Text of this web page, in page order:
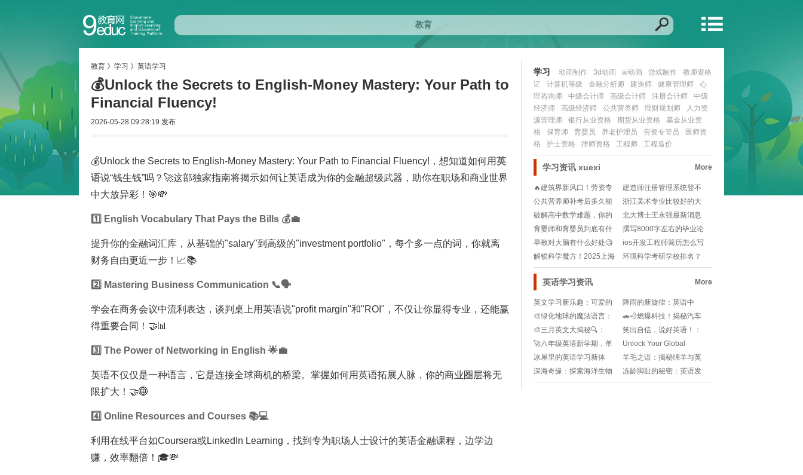
教育 》 学习 》 英语学习
💰Unlock the Secrets to English-Money Mastery: Your Path to
Financial Fluency!
2026-05-28 09:28:19 发布
💰Unlock the Secrets to English-Money Mastery: Your Path to Financial Fluency!，想知道如何用英
语说“钱生钱”吗？🚀这部独家指南将揭示如何让英语成为你的金融超级武器，助你在职场和商业世界
中大放异彩！🎯💸
1️⃣ English Vocabulary That Pays the Bills 💰💼
提升你的金融词汇库，从基础的"salary"到高级的"investment portfolio"，每个多一点的词，你就离
财务自由更近一步！📈📚
2️⃣ Mastering Business Communication 📞🗣️
学会在商务会议中流利表达，谈判桌上用英语说"profit margin"和"ROI"，不仅让你显得专业，还能赢
得重要合同！🤝📊
3️⃣ The Power of Networking in English 🌟💼
英语不仅仅是一种语言，它是连接全球商机的桥梁。掌握如何用英语拓展人脉，你的商业圈层将无
限扩大！🤝🌐
4️⃣ Online Resources and Courses 📚💻
利用在线平台如Coursera或LinkedIn Learning，找到专为职场人士设计的英语金融课程，边学边
赚，效率翻倍！🎓💸
学习 动画制作 3d动画 ai动画 游戏制作
教师资格
证
计算机等级 金融分析师 建造师 健康管理师
心
理咨询师
中级会计师 高级会计师 注册会计师
中级
经济师
高级经济师 公共营养师 理财规划师
人力资
源管理师
银行从业资格 期货从业资格
基金从业资
格
保育师 育婴员 养老护理员 劳资专管员
医师资
格
护士资格 律师资格 工程师 工程造价
学习资讯 xuexi More
🔥建筑界新风口！劳资专
管员考证：是时代所
建造师注册管理系统登不
上去？解决办法+常
公共营养师补考后多久能
查成绩？必看时间线
浙江美术专业比较好的大
专？🎨有哪些学校值
破解高中数学难题，你的
解题秘籍📚!
北大博士王永强最新消息
🧐学术界的新星又闪
育婴师和育婴员到底有什
么区别？新手爸妈必
撰写8000字左右的毕业论
文？🎓如何快速
早教对大脑有什么好处🧐
孩子的脑力发展关键
ios开发工程师简历怎么写
才能脱颖而出？
解锁科学魔方！2025上海
高中生化学必修
环境科学考研学校排名？
🎓哪些院校实力强劲
英语学习资讯 More
英文学习新乐趣：可爱的
英语进阶指南萌翻天!
降雨的新旋律：英语中
的“雨”怎么说?
🎨绿化地球的魔法语言：
绿色的英语背后的故事🌱
🌍
🚗💨燃爆科技！揭秘汽车
尾气背后的环保英文术语
翻译大全!
🎨三月英文大揭秘🔍：
Springtime in the
Alphabet!
笑出自信，说好英语！：
笑英语的秘密武器🎉📚
🚀六年级英语新学期，单
词大挑战📚！
Unlock Your Global
Potential: The Ulti
冰屋里的英语学习新体
验：冬日学霸养成记❄️📚
羊毛之语：揭秘绵羊与英
语的不解之缘🐑📚
深海奇缘：探索海洋生物
的英语名堂🔍!
冻龄脚趾的秘密：英语发
音大揭秘👣!